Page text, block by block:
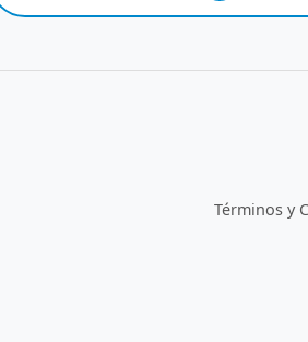
Términos y